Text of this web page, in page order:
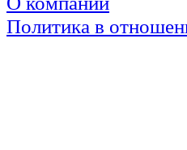
Политика в